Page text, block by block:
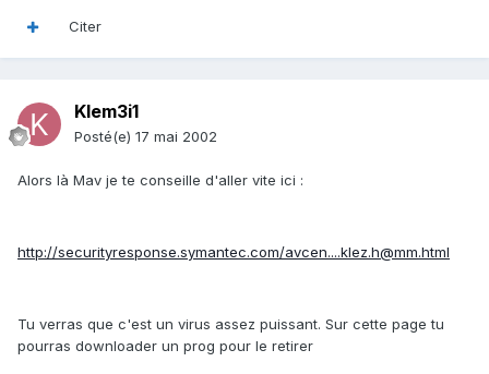
Citer
Klem3i1
Posté(e) 17 mai 2002
Alors là Mav je te conseille d'aller vite ici :
http://securityresponse.symantec.com/avcen....klez.h@mm.html
Tu verras que c'est un virus assez puissant. Sur cette page tu
pourras downloader un prog pour le retirer